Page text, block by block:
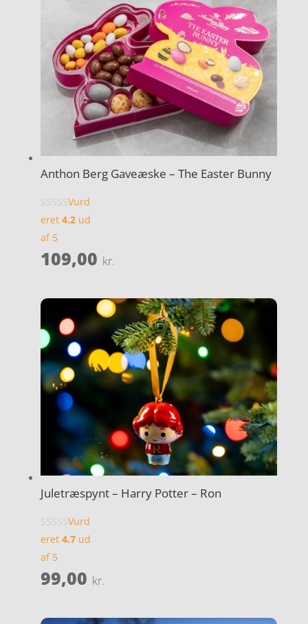
Anthon Berg Gaveæske – The Easter Bunny
Vurd
eret 4.2ud
af 5
109,00 kr.
Juletræspynt – Harry Potter – Ron
Vurd
eret 4.7ud
af 5
99,00 kr.